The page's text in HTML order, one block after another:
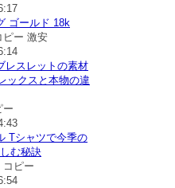
ゴールド 18k
ピー 激安
レスレットの素材
ックスと本物の違
ー
Tシャツで今季の
む秘訣
コピー